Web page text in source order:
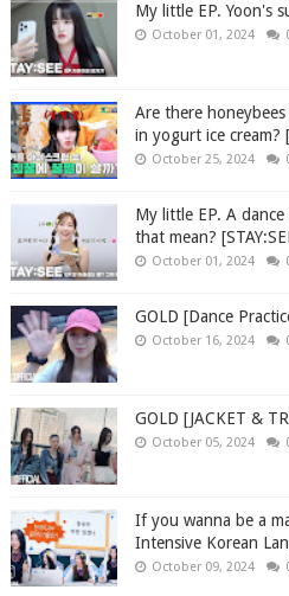
My little EP. Yoon's
October 01, 2024
Are there
in yogurt ice cream?
October 25, 2024
My little EP. A
that mean?
October 01, 2024
GOLD [Dance
October 16, 2024
GOLD [JACKET &
October 05, 2024
If you wanna be a
Intensive Korean
October 09, 2024